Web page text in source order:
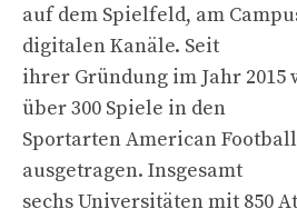
auf dem Spielfeld, am
digitalen Kanäle. Seit
ihrer Gründung im Jahr 2015
über 300 Spiele in den
Sportarten American
ausgetragen. Insgesamt
sechs Universitäten mit 850